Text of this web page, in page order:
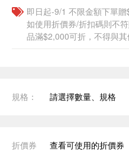
即日起-9/1 不限金額下單
如使用折價券/折扣碼則不
品滿$2,000可折，不得與
規格： 請選擇數量、規格
折價券 查看可使用的折價券